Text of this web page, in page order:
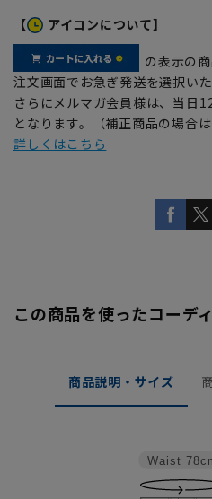
【 アイコンについて】
の表示の商
注文画面でお急ぎ発送を選択いた
さらにメルマガ会員様は、当日
となります。（補正商品の場合は
詳しくはこちら
この商品を使ったコーデ
商品説明・サイズ
Waist